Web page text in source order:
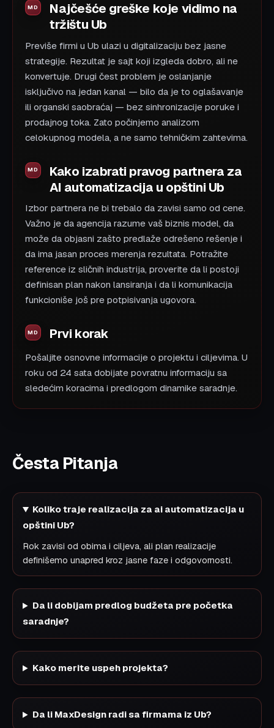
Najčešće greške koje vidimo na
tržištu Ub
Previše firmi u Ub ulazi u digitalizaciju bez jasne
strategije. Rezultat je sajt koji izgleda dobro, ali ne
konvertuje. Drugi čest problem je oslanjanje
isključivo na jedan kanal — bilo da je to oglašavanje
ili organski saobraćaj — bez sinhronizacije poruke i
prodajnog toka. Zato počinjemo analizom
celokupnog modela, a ne samo tehničkim zahtevima.
Kako izabrati pravog partnera za
AI automatizacija u opštini Ub
Izbor partnera ne bi trebalo da zavisi samo od cene.
Važno je da agencija razume vaš biznis model, da
može da objasni zašto predlaže odrešeno rešenje i
da ima jasan proces merenja rezultata. Potražite
reference iz sličnih industrija, proverite da li postoji
definisan plan nakon lansiranja i da li komunikacija
funkcioniše još pre potpisivanja ugovora.
Prvi korak
Pošaljite osnovne informacije o projektu i ciljevima. U
roku od 24 sata dobijate povratnu informaciju sa
sledećim koracima i predlogom dinamike saradnje.
Česta Pitanja
Koliko traje realizacija za ai automatizacija u
opštini Ub?
Rok zavisi od obima i ciljeva, ali plan realizacije
definišemo unapred kroz jasne faze i odgovornosti.
Da li dobijam predlog budžeta pre početka
saradnje?
Kako merite uspeh projekta?
Da li MaxDesign radi sa firmama iz Ub?